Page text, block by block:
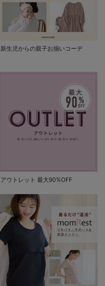
新生児からの親子お揃いコーデ
アウトレット 最大90%OFF